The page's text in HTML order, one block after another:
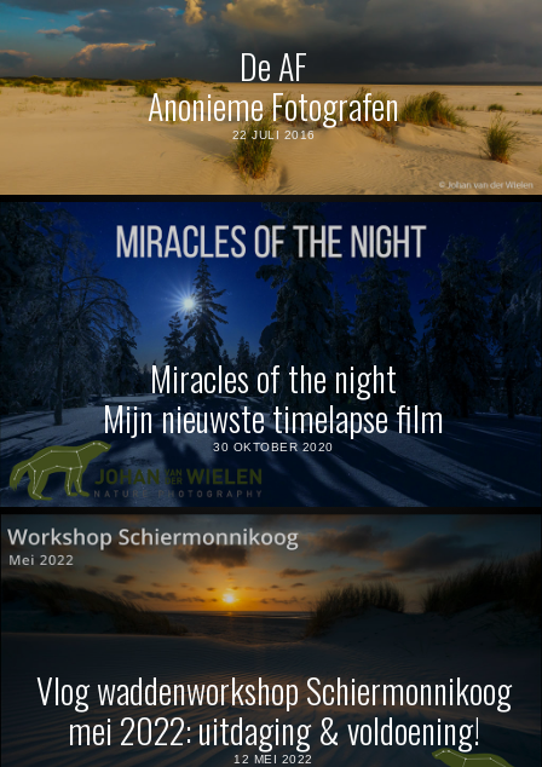
De AF
Anonieme Fotografen
22 JULI 2016
Miracles of the night
Mijn nieuwste timelapse film
30 OKTOBER 2020
Vlog waddenworkshop Schiermonnikoog
mei 2022: uitdaging & voldoening!
12 MEI 2022